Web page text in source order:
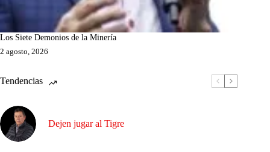
Los Siete Demonios de la Minería
2 agosto, 2026
Tendencias
Dejen jugar al Tigre